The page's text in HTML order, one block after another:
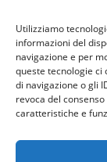
Utilizziamo
informazioni del
navigazione e per
queste tecnologie
di navigazione o gli
revoca del
caratteristiche e
7
Home